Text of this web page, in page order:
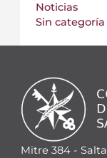
Noticias
Sin categoría
Mitre 384 -